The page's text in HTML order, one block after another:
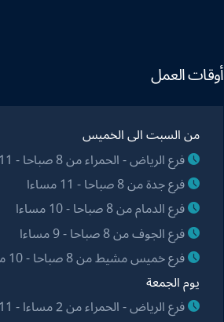
أوقات العمل
من السبت الى الخميس
فرع الرياض - الحمراء من 8 صباحا - 11 مساءا
فرع جدة من 8 صباحا - 11 مساءا
فرع الدمام من 8 صباحا - 10 مساءا
فرع الجوف من 8 صباحا - 9 مساءا
فرع خميس مشيط من 8 صباحا - 10 مساءا
يوم الجمعة
فرع الرياض - الحمراء من 2 مساءا - 11 مساءا